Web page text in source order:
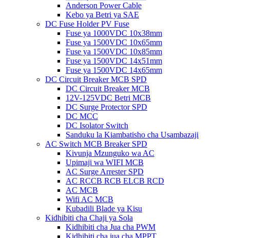
Anderson Power Cable
Kebo ya Betri ya SAE
DC Fuse Holder PV Fuse
Fuse ya 1000VDC 10x38mm
Fuse ya 1500VDC 10x65mm
Fuse ya 1500VDC 10x85mm
Fuse ya 1500VDC 14x51mm
Fuse ya 1500VDC 14x65mm
DC Circuit Breaker MCB SPD
DC Circuit Breaker MCB
12V-125VDC Betri MCB
DC Surge Protector SPD
DC MCC
DC Isolator Switch
Sanduku la Kiambatisho cha Usambazaji
AC Switch MCB Breaker SPD
Kivunja Mzunguko wa AC
Upimaji wa WIFI MCB
AC Surge Arrester SPD
AC RCCB RCB ELCB RCD
AC MCB
Wifi AC MCB
Kubadili Blade ya Kisu
Kidhibiti cha Chaji ya Sola
Kidhibiti cha Jua cha PWM
Kidhibiti cha jua cha MPPT